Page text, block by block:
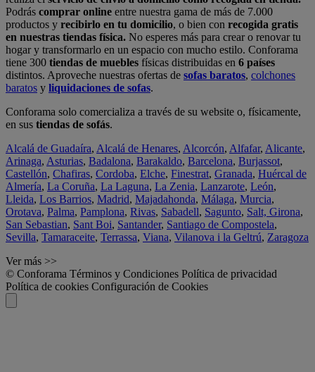
Podrás comprar online entre nuestra gama de más de 7.000
productos y recibirlo en tu domicilio, o bien con recogida gratis
en nuestras tiendas física. No esperes más para crear o renovar tu
hogar y transformarlo en un espacio con mucho estilo. Conforama
tiene 300 tiendas de muebles físicas distribuidas en 6 países
distintos. Aproveche nuestras ofertas de sofas baratos, colchones
baratos y liquidaciones de sofas.
Conforama solo comercializa a través de su website o, físicamente,
en sus tiendas de sofás.
Alcalá de Guadaíra, Alcalá de Henares, Alcorcón, Alfafar, Alicante,
Arinaga, Asturias, Badalona, Barakaldo, Barcelona, Burjassot,
Castellón, Chafiras, Cordoba, Elche, Finestrat, Granada, Huércal de
Almería, La Coruña, La Laguna, La Zenia, Lanzarote, León,
Lleida, Los Barrios, Madrid, Majadahonda, Málaga, Murcia,
Orotava, Palma, Pamplona, Rivas, Sabadell, Sagunto, Salt, Girona,
San Sebastian, Sant Boi, Santander, Santiago de Compostela,
Sevilla, Tamaraceite, Terrassa, Viana, Vilanova i la Geltrú, Zaragoza
Ver más >>
© Conforama Términos y Condiciones Política de privacidad
Política de cookies Configuración de Cookies